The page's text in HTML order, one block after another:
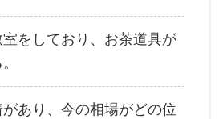
をしており、お茶道具が
あり、今の相場がどの位